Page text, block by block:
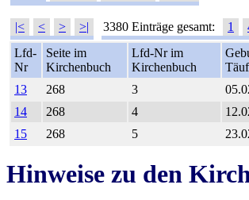
|< < > >| 3380 Einträge gesamt: 1
Lfd-
Nr
Seite im
Kirchenbuch
Lfd-Nr im
Kirchenbuch
13
268 3
14
268 4
15
268 5
Hinweise zu den